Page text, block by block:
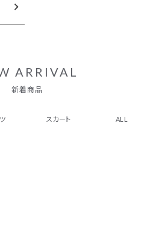
ARRIVAL
新着商品
スカート ALL